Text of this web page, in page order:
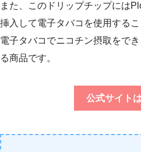
また、このドリップチップには
挿入して電子タバコを使用する
電子タバコでニコチン摂取をで
る商品です。
公式サイト